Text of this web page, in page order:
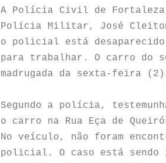
A Polícia Civil de Fortaleza
Polícia Militar, José Cleiton
o policial está
para trabalhar. O carro do
madrugada da sexta-feira
Segundo a polícia,
o carro na Rua Eça de
No veículo, não foram
policial. O caso está